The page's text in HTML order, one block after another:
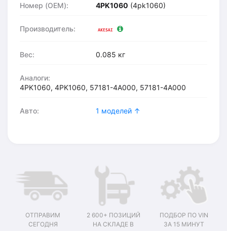
Номер (OEM): 4PK1060 (4pk1060)
Производитель:
Вес: 0.085 кг
Аналоги:
4PK1060, 4PK1060, 57181-4A000, 57181-4A000
Авто: 1 моделей ↑
ОТПРАВИМ
СЕГОДНЯ
2 600+ ПОЗИЦИЙ
НА СКЛАДЕ В
ПОДБОР ПО VIN
ЗА 15 МИНУТ